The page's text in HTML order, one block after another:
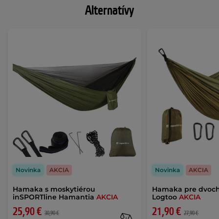
Alternatívy
Hamaka s moskytiérou
inSPORTline Hamantia AKCIA
25,90 € 30,90 €
Novinka AKCIA
Hamaka pre
LogtooAKCIA
21,90 € 27,90 €
Novinka AKCIA